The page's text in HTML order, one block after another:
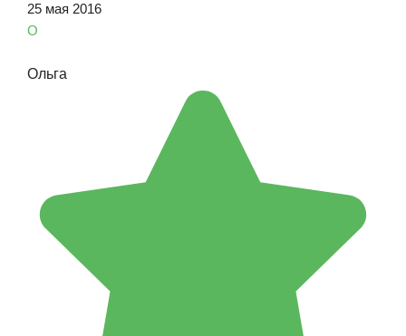
25 мая 2016
О
Ольга